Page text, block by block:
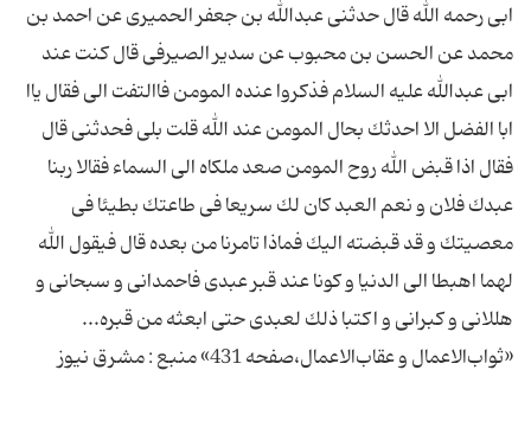
ابى رحمه الله قال حدثنى عبدالله بن جعفر الحميرى عن احمد بن
محمد عن الحسن بن محبوب عن سدير الصيرفى قال كنت عند
ابى عبدالله عليه السلام فذكروا عنده المومن فاالتفت الى فقال ياا
ابا الفضل الا احدثك بحال المومن عند الله قلت بلى فحدثنى قال
فقال اذا قبض الله روح المومن صعد ملكاه الى السماء فقالا ربنا
عبدك فلان و نعم العبد كان لك سريعا فى طاعتك بطيئا فى
معصيتك و قد قبضته اليك فماذا تامرنا من بعده قال فيقول الله
لهما اهبطا الى الدنيا و كونا عند قبر عبدى فاحمدانى و سبحانى و
هللانى و كبرانى و اكتبا ذلك لعبدى حتى ابعثه من قبره...
«ثواب‌الاعمال و عقاب‌الاعمال،صفحه 431» منبع : مشرق نیوز